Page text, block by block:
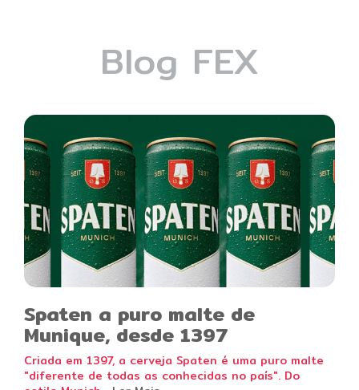
Blog FEX
Spaten a puro malte de
Munique, desde 1397
Criada em 1397, a cerveja Spaten é uma puro malte
"diferente de todas as conhecidas no país". Do